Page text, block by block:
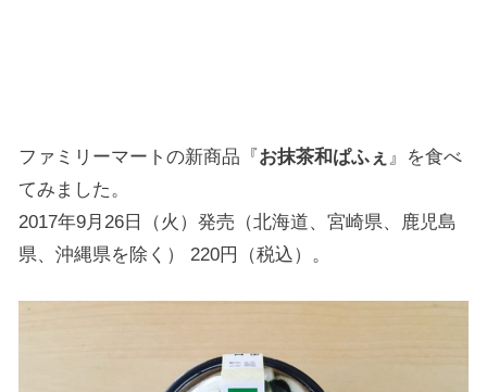
ファミリーマートの新商品『お抹茶和ぱふぇ 』を食べ
てみました。
2017年9月26日（火）発売（北海道、宮崎県、鹿児島
県、沖縄県を除く） 220円（税込）。